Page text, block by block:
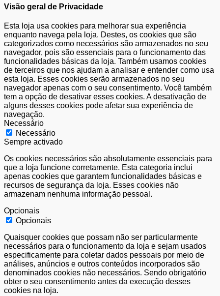
Visão geral de Privacidade
Esta loja usa cookies para melhorar sua experiência
enquanto navega pela loja. Destes, os cookies que são
categorizados como necessários são armazenados no seu
navegador, pois são essenciais para o funcionamento das
funcionalidades básicas da loja. Também usamos cookies
de terceiros que nos ajudam a analisar e entender como usa
esta loja. Esses cookies serão armazenados no seu
navegador apenas com o seu consentimento. Você também
tem a opção de desativar esses cookies. A desativação de
alguns desses cookies pode afetar sua experiência de
navegação.
Necessário
Necessário
Sempre activado
Os cookies necessários são absolutamente essenciais para
que a loja funcione corretamente. Esta categoria inclui
apenas cookies que garantem funcionalidades básicas e
recursos de segurança da loja. Esses cookies não
armazenam nenhuma informação pessoal.
Opcionais
Opcionais
Quaisquer cookies que possam não ser particularmente
necessários para o funcionamento da loja e sejam usados
especificamente para coletar dados pessoais por meio de
análises, anúncios e outros conteúdos incorporados são
denominados cookies não necessários. Sendo obrigatório
obter o seu consentimento antes da execução desses
cookies na loja.